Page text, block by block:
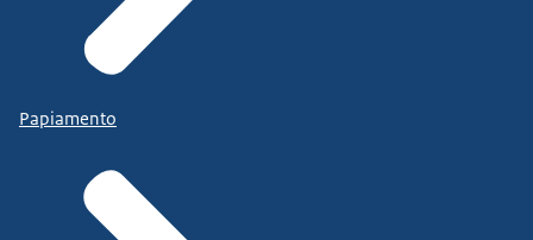
Papiamento